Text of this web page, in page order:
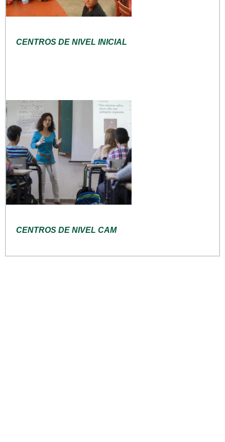
CENTROS DE NIVEL INICIAL
CENTROS DE NIVEL CAM